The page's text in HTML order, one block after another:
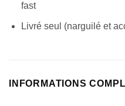
fast
Livré seul (narguilé et
INFORMATIONS